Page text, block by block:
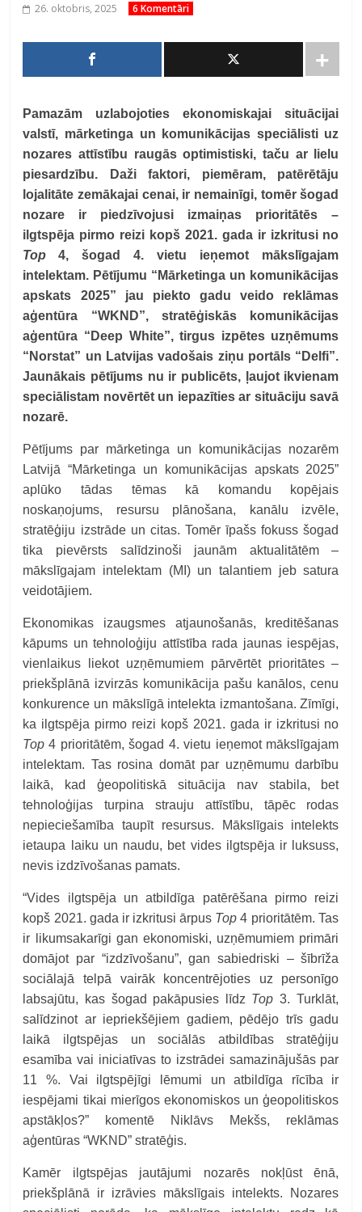
26. oktobris, 2025 6 Komentāri
Pamazām uzlabojoties ekonomiskajai situācijai
valstī, mārketinga un komunikācijas speciālisti uz
nozares attīstību raugās optimistiski, taču ar lielu
piesardzību. Daži faktori, piemēram, patērētāju
lojalitāte zemākajai cenai, ir nemainīgi, tomēr šogad
nozare ir piedzīvojusi izmaiņas prioritātēs –
ilgtspēja pirmo reizi kopš 2021. gada ir izkritusi no
Top4, šogad 4. vietu ieņemot mākslīgajam
intelektam. Pētījumu “Mārketinga un komunikācijas
apskats 2025” jau piekto gadu veido reklāmas
aģentūra “WKND”, stratēģiskās komunikācijas
aģentūra “Deep White”, tirgus izpētes uzņēmums
“Norstat” un Latvijas vadošais ziņu portāls “Delfi”.
Jaunākais pētījums nu ir publicēts, ļaujot ikvienam
speciālistam novērtēt un iepazīties ar situāciju savā
nozarē.
Pētījums par mārketinga un komunikācijas nozarēm
Latvijā “Mārketinga un komunikācijas apskats 2025”
aplūko tādas tēmas kā komandu kopējais
noskaņojums, resursu plānošana, kanālu izvēle,
stratēģiju izstrāde un citas. Tomēr īpašs fokuss šogad
tika pievērsts salīdzinoši jaunām aktualitātēm –
mākslīgajam intelektam (MI) un talantiem jeb satura
veidotājiem.
Ekonomikas izaugsmes atjaunošanās, kreditēšanas
kāpums un tehnoloģiju attīstība rada jaunas iespējas,
vienlaikus liekot uzņēmumiem pārvērtēt prioritātes –
priekšplānā izvirzās komunikācija pašu kanālos, cenu
konkurence un mākslīgā intelekta izmantošana. Zīmīgi,
ka ilgtspēja pirmo reizi kopš 2021. gada ir izkritusi no
Top4 prioritātēm, šogad 4. vietu ieņemot mākslīgajam
intelektam. Tas rosina domāt par uzņēmumu darbību
laikā, kad ģeopolitiskā situācija nav stabila, bet
tehnoloģijas turpina strauju attīstību, tāpēc rodas
nepieciešamība taupīt resursus. Mākslīgais intelekts
ietaupa laiku un naudu, bet vides ilgtspēja ir luksuss,
nevis izdzīvošanas pamats.
“Vides ilgtspēja un atbildīga patērēšana pirmo reizi
kopš 2021. gada ir izkritusi ārpus Top4 prioritātēm. Tas
ir likumsakarīgi gan ekonomiski, uzņēmumiem primāri
domājot par “izdzīvošanu”, gan sabiedriski – šībrīža
sociālajā telpā vairāk koncentrējoties uz personīgo
labsajūtu, kas šogad pakāpusies līdz Top3. Turklāt,
salīdzinot ar iepriekšējiem gadiem, pēdējo trīs gadu
laikā ilgtspējas un sociālās atbildības stratēģiju
esamība vai iniciatīvas to izstrādei samazinājušās par
11 %. Vai ilgtspējīgi lēmumi un atbildīga rīcība ir
iespējami tikai mierīgos ekonomiskos un ģeopolitiskos
apstākļos?” komentē Niklāvs Mekšs, reklāmas
aģentūras “WKND” stratēģis.
Kamēr ilgtspējas jautājumi nozarēs nokļūst ēnā,
priekšplānā ir izrāvies mākslīgais intelekts. Nozares